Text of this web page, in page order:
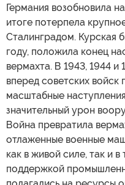
Германия возобновила
итоге потерпела
Сталинградом. Курская
году, положила конец
вермахта. В 1943, 1944
вперед советских войск
масштабные
значительный урон
Война превратила
отлаженные военные
как в живой силе, так и
поддержкой